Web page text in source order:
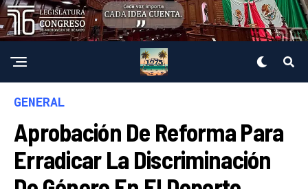
GENERAL
Aprobación De Reforma Para
Erradicar La Discriminación